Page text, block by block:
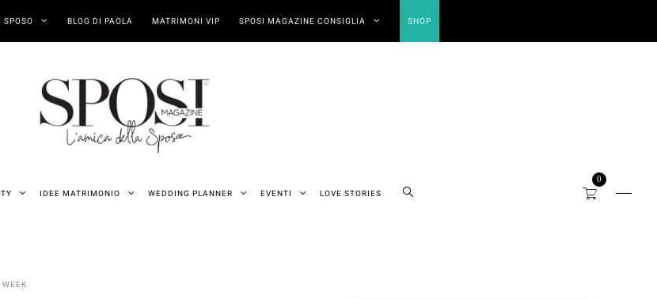
SPOSO BLOG DI PAOLA MATRIMONI VIP SPOSI MAGAZINE CONSIGLIA SHOP
IDEE MATRIMONIO WEDDING PLANNER EVENTI LOVE STORIES
0